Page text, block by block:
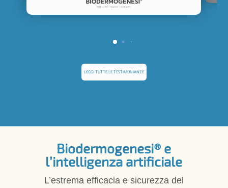
LEGGI TUTTE LE TESTIMONIANZE
Biodermogenesi® e
l’intelligenza artificiale
L’estrema efficacia e sicurezza del